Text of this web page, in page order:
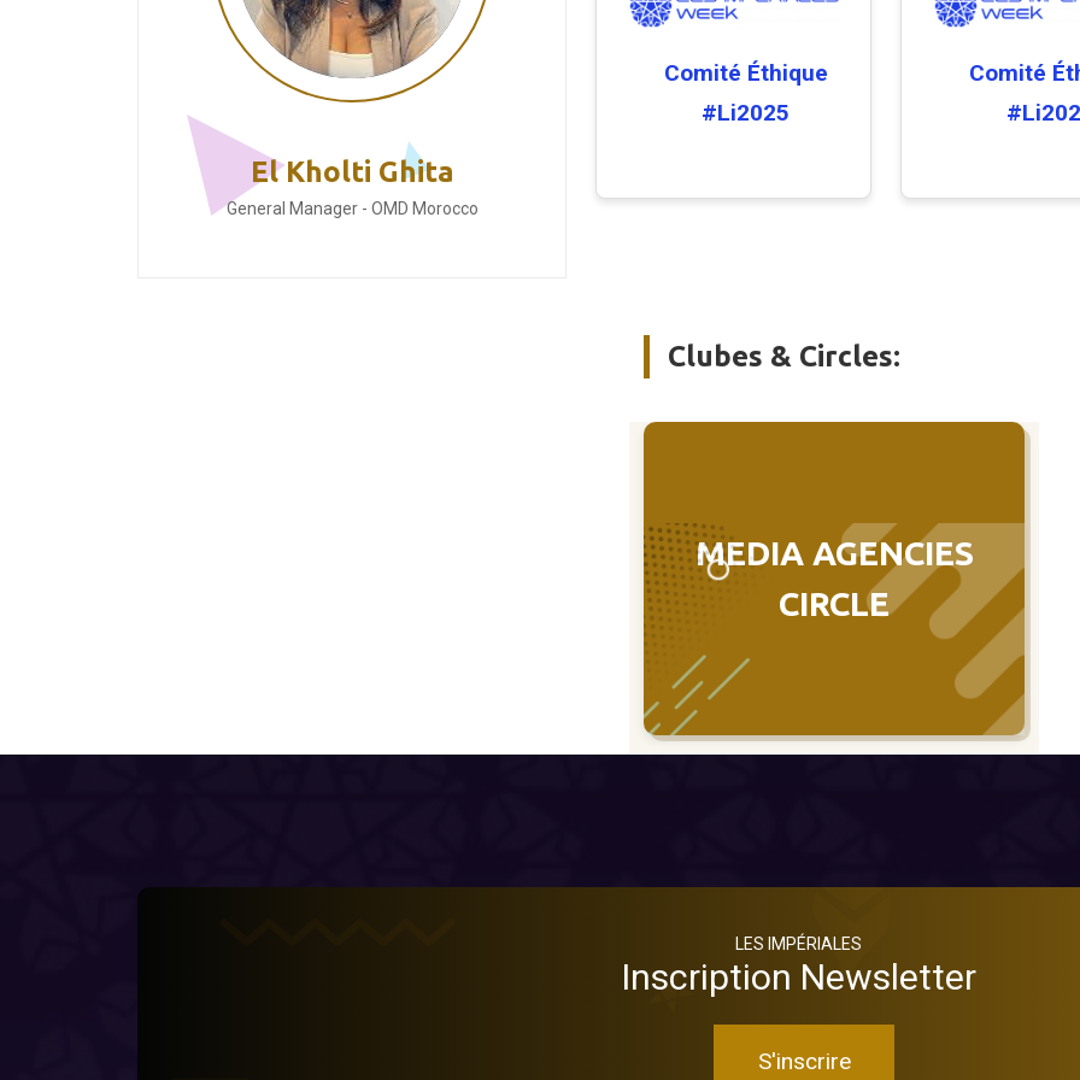
El Kholti Ghita
General Manager - OMD Morocco
Comité Éthique
#Li2025
Comité
Clubes & Circles:
MEDIA AGENCIES
CIRCLE
LES IMPÉRIALES
Inscription Newsletter
S'inscrire